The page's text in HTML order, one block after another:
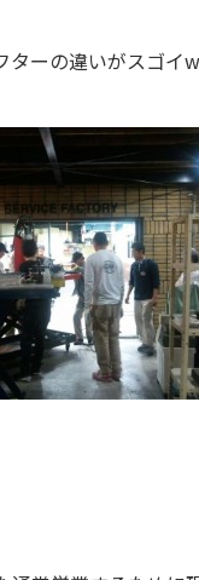
ターの違いがスゴイ